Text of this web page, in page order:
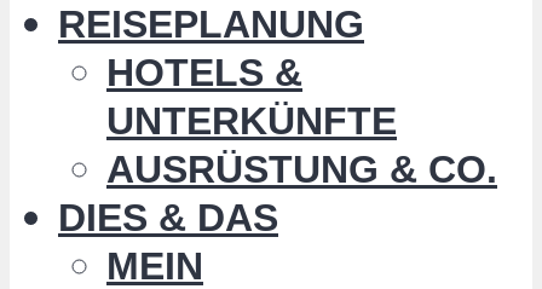
REISEPLANUNG
HOTELS &
UNTERKÜNFTE
AUSRÜSTUNG & CO.
DIES & DAS
MEIN